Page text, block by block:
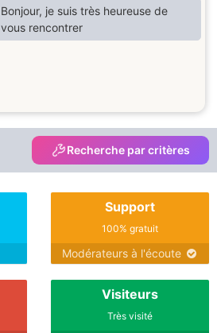
Bonjour, je suis très heureuse de
vous rencontrer
Recherche par critères
Support
100% gratuit
Modérateurs à l'écoute
Visiteurs
Très visité